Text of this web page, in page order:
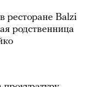
ресторане Balzi
родственница